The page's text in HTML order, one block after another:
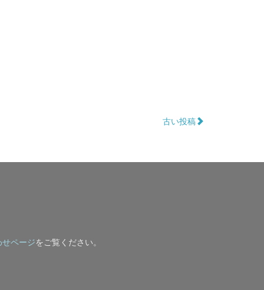
古い投稿
ページをご覧ください。